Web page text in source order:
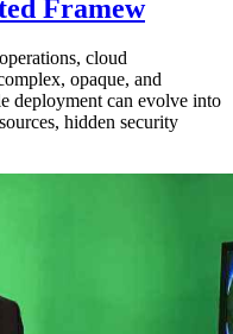
Framew
cloud
opaque, and
deployment can evolve into
hidden security